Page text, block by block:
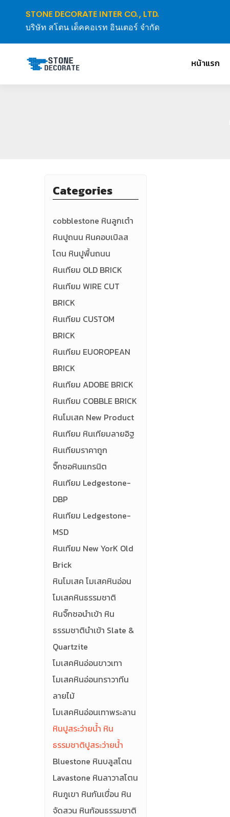
STONE DECORATE INTER CO., LTD.
บริษัท สโตน เด็คคอเรท อินเตอร์ จำกัด
หน้าแรก
Categories
cobblestone หินลูกเต๋า
หินปูถนน หินคอบเบิลส
โตน หินปูพื้นถนน
หินเทียม OLD BRICK
หินเทียม WIRE CUT
BRICK
หินเทียม CUSTOM
BRICK
หินเทียม EUOROPEAN
BRICK
หินเทียม ADOBE BRICK
หินเทียม COBBLE BRICK
หินโมเสค New Product
หินเทียม หินเทียมลายอิฐ
หินเทียมราคาถูก
จิ๊กซอหินแกรนิต
หินเทียม Ledgestone-
DBP
หินเทียม Ledgestone-
MSD
หินเทียม New YorK Old
Brick
หินโมเสค โมเสคหินอ่อน
โมเสคหินธรรมชาติ
หินจิ๊กซอนำเข้า หิน
ธรรมชาตินำเข้า Slate &
Quartzite
โมเสคหินอ่อนขาวเทา
โมเสคหินอ่อนทราวาทีน
ลายไม้
โมเสคหินอ่อนเทาพระลาน
หินปูสระว่ายน้ำ หิน
ธรรมชาติปูสระว่ายน้ำ
Bluestone หินบลูสโตน
Lavastone หินลาวาสโตน
หินภูเขา หินกันเขื่อน หิน
จัดสวน หินก้อนธรรมชาติ